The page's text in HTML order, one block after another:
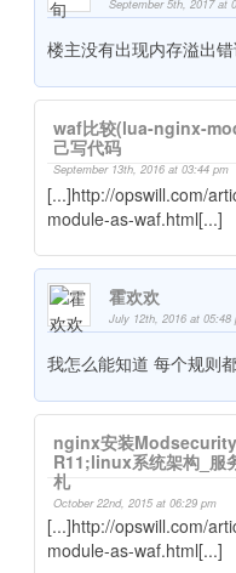
September 5th, 2017 at
楼主没有出现内存溢出错
waf比较(lua-nginx-
己写代码
September 13th, 2016 at 03:44 pm
[...]http://opswill.com/
module-as-waf.html[...]
霍欢欢
July 12th, 2016 at 05:48
我怎么能知道 每个规则
nginx安装
R11;linux系统架构_服
札
October 22nd, 2015 at 06:29 pm
[...]http://opswill.com/
module-as-waf.html[...]